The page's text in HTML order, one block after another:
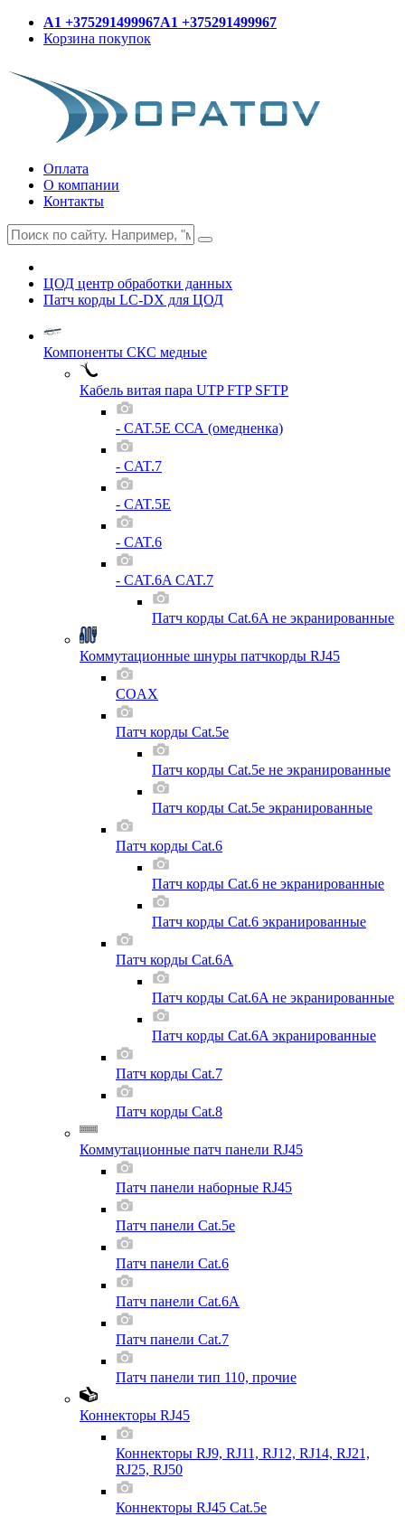
A1 +375291499967A1 +375291499967
Корзина покупок
Оплата
О компании
Контакты
ЦОД центр обработки данных
Патч корды LC-DX для ЦОД
Компоненты СКС медные
Кабель витая пара UTP FTP SFTP
- CAT.5E ССА (омедненка)
- CAT.7
- CAT.5E
- CAT.6
- CAT.6A CAT.7
Патч корды Cat.6A не экранированные
Коммутационные шнуры патчкорды RJ45
COAX
Патч корды Cat.5e
Патч корды Cat.5e не экранированные
Патч корды Cat.5e экранированные
Патч корды Cat.6
Патч корды Cat.6 не экранированные
Патч корды Cat.6 экранированные
Патч корды Cat.6A
Патч корды Cat.6A не экранированные
Патч корды Cat.6A экранированные
Патч корды Cat.7
Патч корды Cat.8
Коммутационные патч панели RJ45
Патч панели наборные RJ45
Патч панели Cat.5e
Патч панели Cat.6
Патч панели Cat.6A
Патч панели Cat.7
Патч панели тип 110, прочие
Коннекторы RJ45
Коннекторы RJ9, RJ11, RJ12, RJ14, RJ21,
RJ25, RJ50
Коннекторы RJ45 Cat.5e